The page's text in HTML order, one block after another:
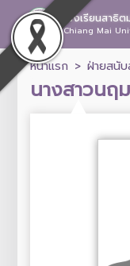
โรงเรียนสาธิ
Chiang Mai
หน้าแรก ฝ่ายสนั
นางสาวนฤ